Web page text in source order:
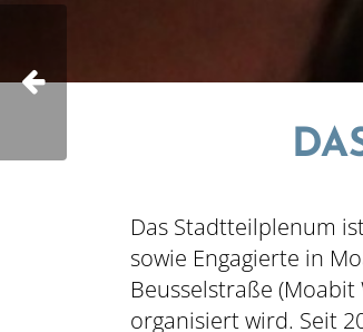
Das Stadtteilplenum
sowie Engagierte in
Beusselstraße
organisiert wird. Seit